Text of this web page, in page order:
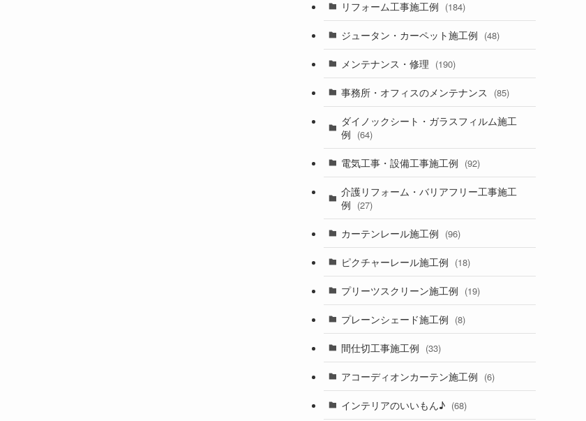
リフォーム工事施工例 (184)
ジュータン・カーペット施工例 (48)
メンテナンス・修理 (190)
事務所・オフィスのメンテナンス (85)
ダイノックシート・ガラスフィルム施工
例 (64)
電気工事・設備工事施工例 (92)
介護リフォーム・バリアフリー工事施工
例 (27)
カーテンレール施工例 (96)
ピクチャーレール施工例 (18)
プリーツスクリーン施工例 (19)
プレーンシェード施工例 (8)
間仕切工事施工例 (33)
アコーディオンカーテン施工例 (6)
インテリアのいいもん♪ (68)